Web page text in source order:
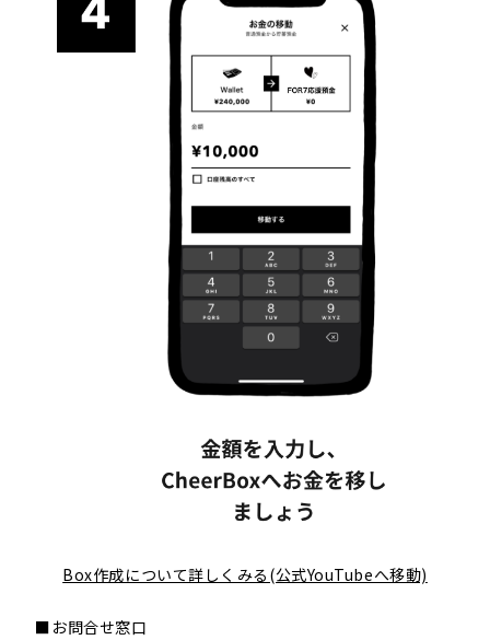
Box作成について詳しくみる(公式YouTubeへ移動)
■お問合せ窓口​